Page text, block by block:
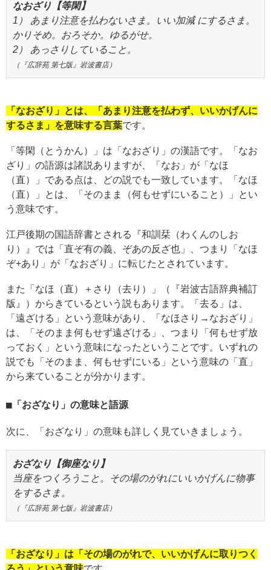
なおざり【等閑】
1） あまり注意を払わないさま。いい加減 にするさま。
かりそめ。おろそか。ゆるがせ。
2） あっさりしていること。
（『広辞苑 第七版』岩波書店）
「なおざり」とは、「あまり注意を払わず、いいかげんに
するさま」を意味する言葉です。
「等閑（とうかん）」は「なおざり」の漢語です。「なお
ざり」の語源は諸説ありますが、「なお」が「なほ
（直）」である点は、どの説でも一致しています。「なほ
（直）」とは、「そのまま（何もせずにいること）」とい
う意味です。
江戸後期の国語辞書とされる『和訓栞（わくんのしお
り）』では「直ぞ有の義、ぞあの反ざ也」、つまり「なほ
ぞ+あり」が「なおざり」に転じたとされています。
また「なほ（直）＋さり（去り）」（『岩波古語辞典補訂
版』）からきているという説もあります。「去る」は、
「遠ざける」という意味があり、「なほさり→なおざり」
は、「そのまま何もせず遠ざける」、つまり「何もせず放
っておく」という意味になったということです。いずれの
説でも「そのまま、何もせずにいる」という意味の「直」
から来ていることが分かります。
「おざなり」の意味と語源
次に、「おざなり」の意味も詳しく見ていきましょう。
おざなり【御座なり】
当座をつくろうこと。その場のがれにいいかげんに物事
をするさま。
（『広辞苑 第七版』岩波書店）
「おざなり」は「その場のがれで、いいかげんに取りつく